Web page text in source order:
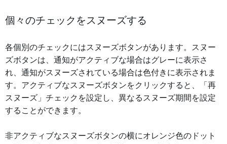
個々のチェックをスヌーズする
各個別のチェックにはスヌーズボタンがあります。スヌー
ズボタンは、通知がアクティブな場合はグレーに表示さ
れ、通知がスヌーズされている場合は色付きに表示されま
す。アクティブなスヌーズボタンをクリックすると、「再
スヌーズ」チェックを設定し、異なるスヌーズ期間を設定
することができます。
非アクティブなスヌーズボタンの横にオレンジ色のドット